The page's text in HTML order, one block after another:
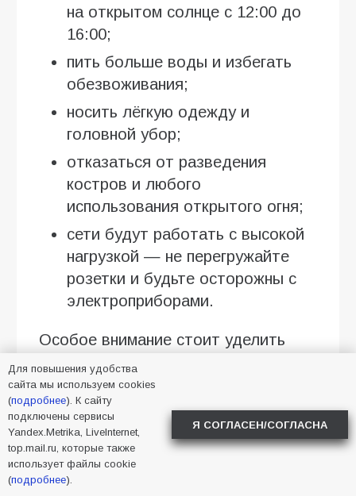
на открытом солнце с 12:00 до
16:00;
пить больше воды и избегать
обезвоживания;
носить лёгкую одежду и
головной убор;
отказаться от разведения
костров и любого
использования открытого огня;
сети будут работать с высокой
нагрузкой — не перегружайте
розетки и будьте осторожны с
электроприборами.
Особое внимание стоит уделить
детям, пожилым людям и тем, кто
страдает сердечно-сосудистыми
заболеваниями.
2026,Батайск,жара
Для повышения удобства
сайта мы используем cookies
(подробнее). К сайту
подключены сервисы
Yandex.Metrika, LiveInternet,
top.mail.ru, которые также
использует файлы cookie
(подробнее).
Я СОГЛАСЕН/СОГЛАСНА